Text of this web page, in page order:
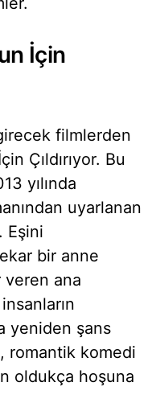
İçin
filmlerden
Çıldırıyor. Bu
yılında
uyarlanan
Eşini
bir anne
veren ana
yeniden şans
romantik komedi
oldukça hoşuna